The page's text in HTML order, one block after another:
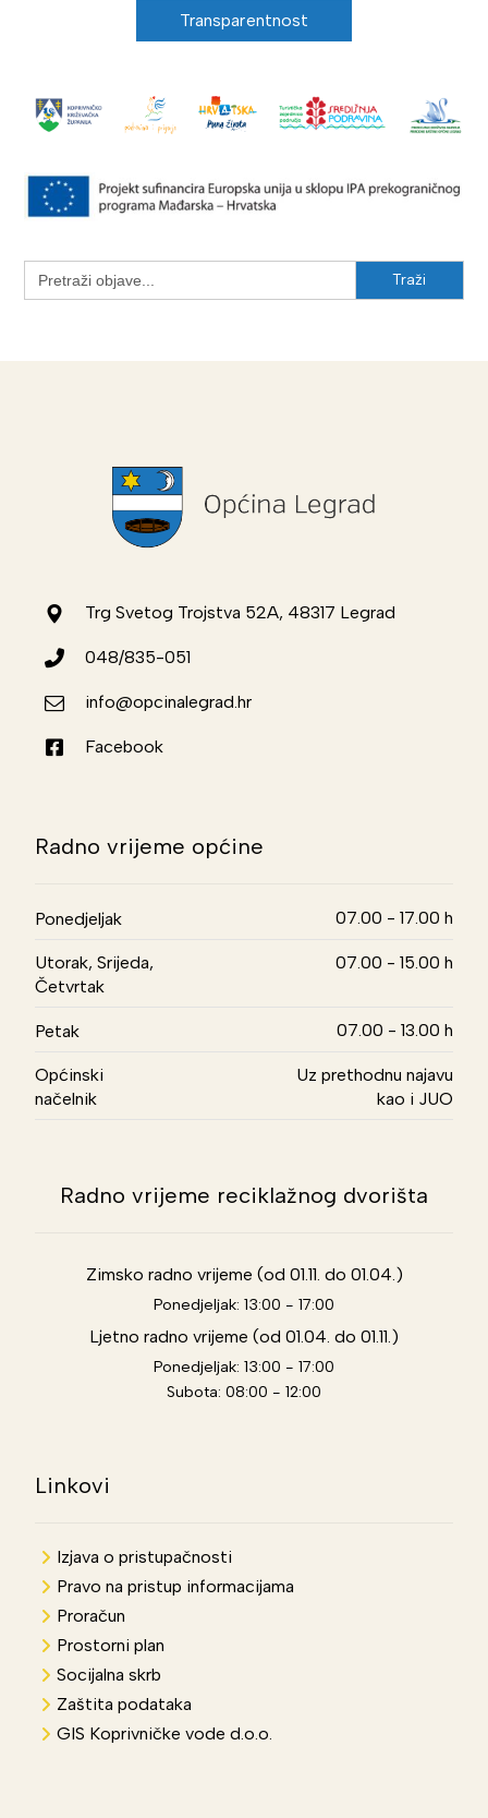
Transparentnost
Search
for:
Trg Svetog Trojstva 52A, 48317 Legrad
048/835-051
info@opcinalegrad.hr
Facebook
Radno vrijeme općine
Ponedjeljak 07.00 - 17.00 h
Utorak, Srijeda,
Četvrtak
07.00 - 15.00 h
Petak 07.00 - 13.00 h
Općinski
načelnik
Uz prethodnu najavu
kao i JUO
Radno vrijeme reciklažnog dvorišta
Zimsko radno vrijeme (od 01.11. do 01.04.)
Ponedjeljak: 13:00 - 17:00
Ljetno radno vrijeme (od 01.04. do 01.11.)
Ponedjeljak: 13:00 - 17:00
Subota: 08:00 - 12:00
Linkovi
Izjava o pristupačnosti
Pravo na pristup informacijama
Proračun
Prostorni plan
Socijalna skrb
Zaštita podataka
GIS Koprivničke vode d.o.o.